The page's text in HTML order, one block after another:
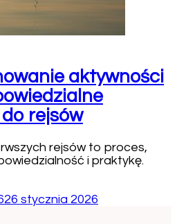
aktywności
rejsów
rejsów to proces,
i praktykę.
26 stycznia 2026